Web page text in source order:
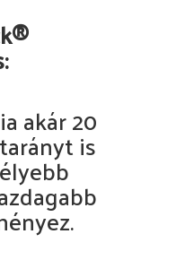
akár 20
is